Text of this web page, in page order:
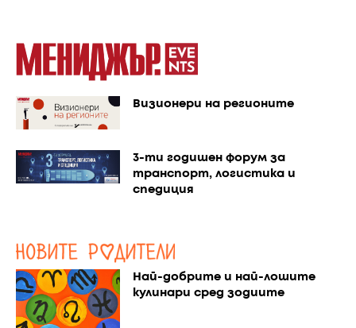
Визионери на регионите
3-ти годишен форум за
транспорт, логистика и
спедиция
Най-добрите и най-лошите
кулинари сред зодиите